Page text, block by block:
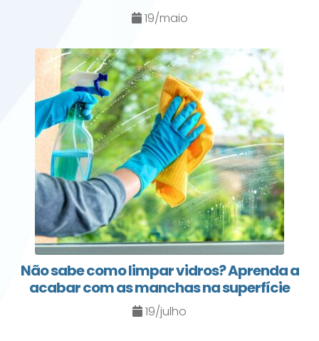
19/maio
Não sabe como limpar vidros? Aprenda a
acabar com as manchas na superfície
19/julho